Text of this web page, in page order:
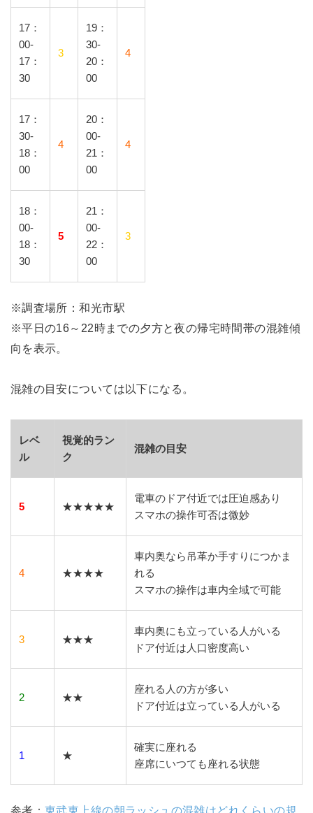
17：
00-
17：
30
3
19：
30-
20：
00
4
17：
30-
18：
00
4
20：
00-
21：
00
4
18：
00-
18：
30
5
21：
00-
22：
00
3
※調査場所：和光市駅
※平日の16～22時までの夕方と夜の帰宅時間帯の混雑傾
向を表示。
混雑の目安については以下になる。
レベ
ル
視覚的ラン
ク
混雑の目安
5 ★★★★★
電車のドア付近では圧迫感あり
スマホの操作可否は微妙
4 ★★★★
車内奥なら吊革か手すりにつかま
れる
スマホの操作は車内全域で可能
3 ★★★
車内奥にも立っている人がいる
ドア付近は人口密度高い
2 ★★
座れる人の方が多い
ドア付近は立っている人がいる
1 ★
確実に座れる
座席にいつても座れる状態
参考：東武東上線の朝ラッシュの混雑はどれくらいの規